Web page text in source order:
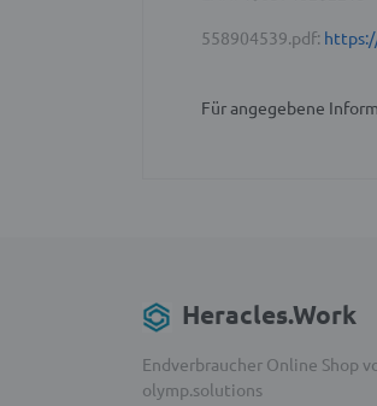
558904539.pdf:
Für angegebene
Heracles.Work
Endverbraucher Online Shop
olymp.solutions